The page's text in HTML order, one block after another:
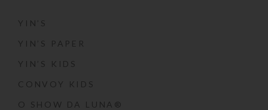
YIN’S
YIN’S PAPER
YIN’S KIDS
CONVOY KIDS
O SHOW DA LUNA®